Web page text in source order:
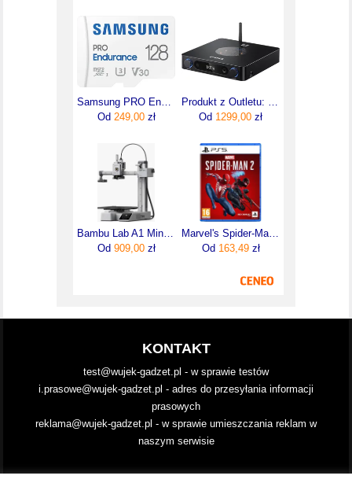
Od 249,00zł
Od 1299,00 zł
Od 909,00zł
Od 163,49zł
KONTAKT
test@wujek-gadzet.pl - w sprawie testów
i.prasowe@wujek-gadzet.pl - adres do przesyłania informacji
prasowych
reklama@wujek-gadzet.pl - w sprawie umieszczania reklam w
naszym serwisie